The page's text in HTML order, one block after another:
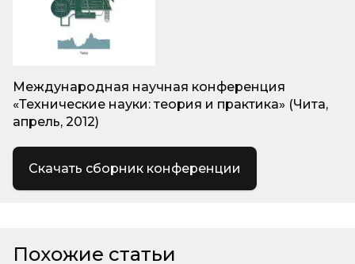
Международная научная конференция
«Технические науки: теория и практика» (Чита,
апрель, 2012)
Скачать сборник конференции
Похожие статьи